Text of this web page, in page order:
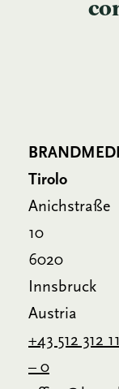
Tirolo
Anichstraße
10
6020
Innsbruck
Austria
+43 512 312
– 0